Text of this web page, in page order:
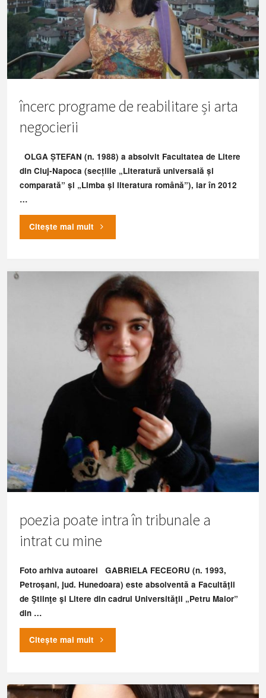
încerc programe de reabilitare și arta
negocierii
OLGA ȘTEFAN (n. 1988) a absolvit Facultatea de Litere
din Cluj-Napoca (secțiile „Literatură universală și
comparată” și „Limba și literatura română”), iar în 2012
…
Citește mai mult "încerc
de
reabilitare
și
arta
negocierii"
poezia poate intra în tribunale a
intrat cu mine
Foto arhiva autoarei GABRIELA FECEORU (n. 1993,
Petroșani, jud. Hunedoara) este absolventă a Facultăţii
de Ştiinţe şi Litere din cadrul Universităţii „Petru Maior”
din …
Citește mai mult "poezia
intra